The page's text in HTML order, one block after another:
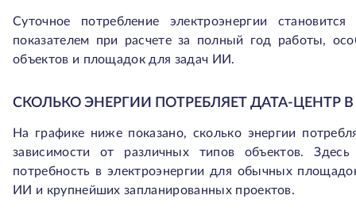
Суточное потребление электроэнергии
показателем при расчете за полный год работы,
объектов и площадок для задач ИИ.
СКОЛЬКО ЭНЕРГИИ ПОТРЕБЛЯЕТ ДАТА-ЦЕНТР В
На графике ниже показано, сколько энергии
зависимости от различных типов объектов. Здесь
потребность в электроэнергии для обычных
ИИ и крупнейших запланированных проектов.